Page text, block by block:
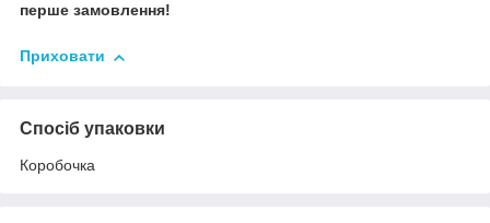
перше замовлення!
Приховати
Спосіб упаковки
Коробочка